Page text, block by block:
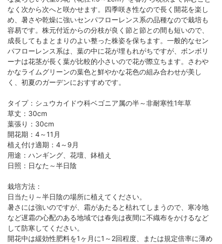
なく次から次へと咲かせます。四季咲き性なので長く開花を楽し
め、暑さや乾燥に強いセンパフローレンス系の品種なので栽培も
容易です。株元付近からの分枝が良く節と節との間も短いので、
成長してもまとまりのよい整った株姿を保ちます。一般的なセン
パフローレンス系は、葉の中に花が埋もれがちですが、ボンボリ
ーナは花茎が長く葉が比較的小さいので花が際立ちます。さわや
かなライムグリーンの葉色と鮮やかな花色の組み合わせが美し
く、初夏のガーデンにおすすめです。
タイプ：シュウカイドウ科ベゴニア属の半～非耐寒性1年草
草丈：30cm
葉張り：30cm
開花期：4～11月
植え付け適期：4～9月
用途：ハンギング、花壇、鉢植え
日照：日なた～半日陰
栽培方法：
日当たり～半日陰の場所に植えてください。
暑さには強いのですが、霜があたると枯れてしまうので、寒冷地
など遅霜の心配のある地域では春先は夜間に不織布をかけるなど
して防寒してください。
開花中は緩効性肥料を1ヶ月に1～2回程度、または規定倍率に薄め